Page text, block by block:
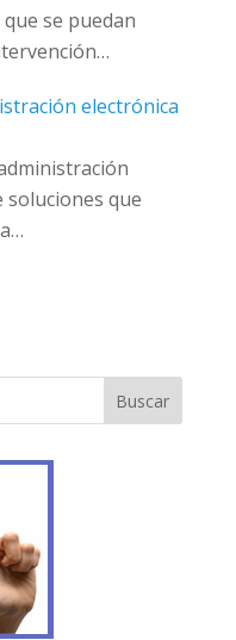
se puedan
electrónica
que